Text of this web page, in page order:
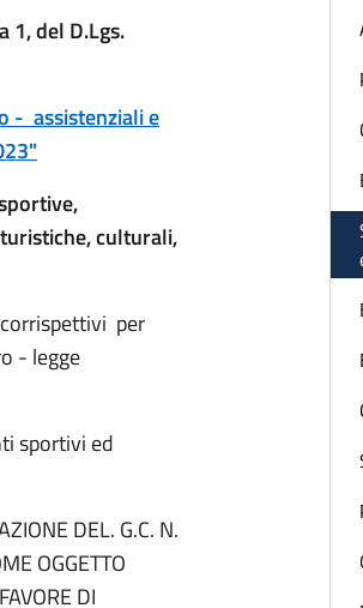
1, del D.Lgs.
- assistenziali e
culturali,
per
- legge
sportivi ed
DEL. G.C. N.
OGGETTO
DI